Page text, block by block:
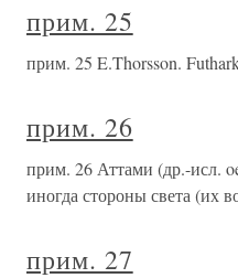
прим. 25
прим. 25 E.Thorsson.
прим. 26
прим. 26 Аттами (др.-исл.
иногда стороны света (их
прим. 27